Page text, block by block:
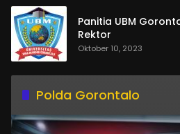
Panitia UBM
Rektor
Oktober 10, 2023
Polda Gorontalo